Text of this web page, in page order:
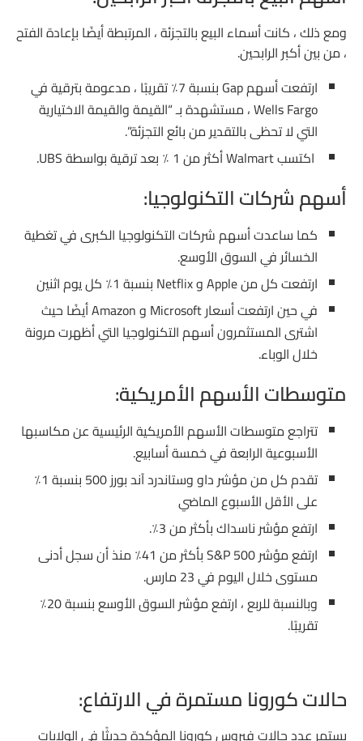
ومع ذلك ، كانت أسماء البيع بالتجزئة ، المرتبطة أيضًا بإعادة الفتح
، من بين أكبر الرابحين.
ارتفعت أسهم Gap بنسبة 7٪ تقريبًا ، مدعومة بترقية في
Wells Fargo ، مستشهدة بـ “القيمة والقيمة الاختيارية
التي لا تحظى بالتقدير من بائع التجزئة”.
اكتسب Walmart أكثر من 1 ٪ بعد ترقية بواسطة UBS.
أسهم شركات التكنولوجيا:
كما ساعدت أسهم شركات التكنولوجيا الكبرى في تغطية
الخسائر في السوق الأوسع.
ارتفعت كل من Apple و Netflix بنسبة 1٪ كل يوم اثنين
في حين ارتفعت أسعار Microsoft و Amazon أيضًا حيث
اشترى المستثمرون أسهم التكنولوجيا التي أظهرت مرونة
خلال الوباء.
متوسطات الأسهم الأمريكية:
تتراجع متوسطات الأسهم الأمريكية الرئيسية عن مكاسبها
الأسبوعية الرابعة في خمسة أسابيع.
تقدم كل من مؤشر داو وستاندرد آند بورز 500 بنسبة 1٪
على الأقل الأسبوع الماضي
ارتفع مؤشر ناسداك بأكثر من 3٪.
ارتفع مؤشر S&P 500 بأكثر من 41٪ منذ أن سجل أدنى
مستوى خلال اليوم في 23 مارس.
وبالنسبة للربع ، ارتفع مؤشر السوق الأوسع بنسبة 20٪
تقريبًا.
حالات كورونا مستمرة في الارتفاع:
يستمر عدد حالات فيروس كورونا المؤكدة حديثًا في الولايات